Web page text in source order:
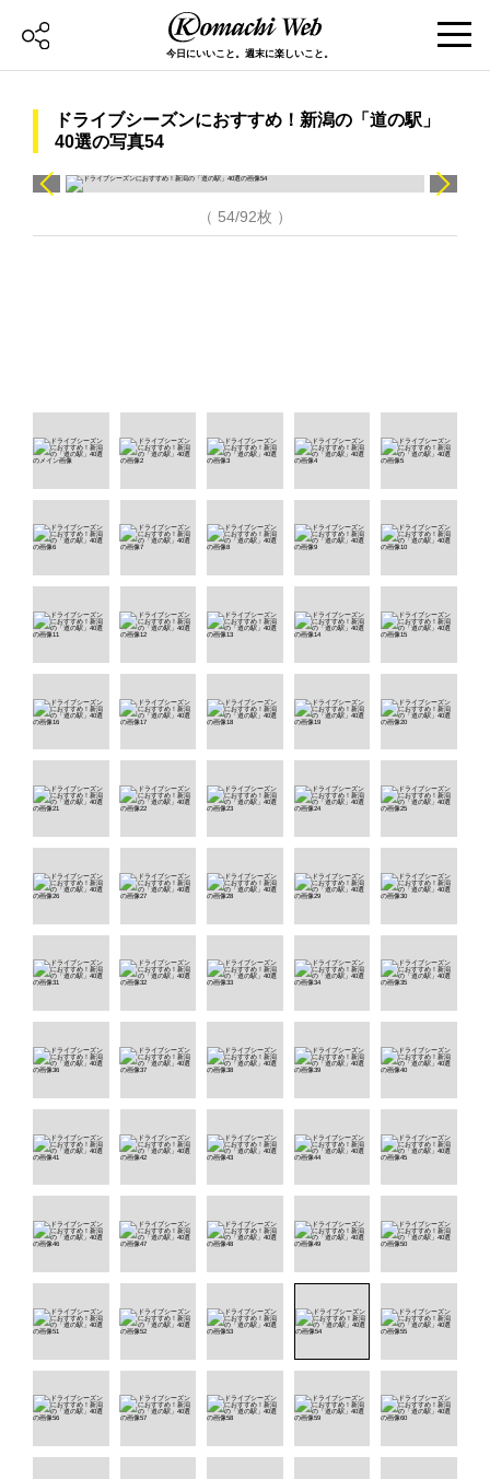
今日にいいこと。週末に楽しいこと。
ドライブシーズンにおすすめ！新潟の「道の駅」
40選の写真54
（ 54/92枚 ）